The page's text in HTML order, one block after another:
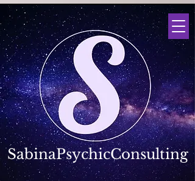
SabinaPsychicConsulting